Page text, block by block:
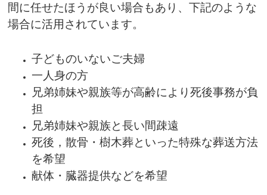
間に任せたほうが良い場合もあり、下記のような
場合に活用されています。
子どものいないご夫婦
一人身の方
兄弟姉妹や親族等が高齢により死後事務が負
担
兄弟姉妹や親族と長い間疎遠
死後，散骨・樹木葬といった特殊な葬送方法
を希望
献体・臓器提供などを希望